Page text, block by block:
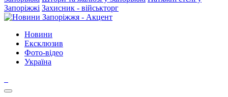
Запоріжжі Захисник - військторг
Новини
Ексклюзив
Фото-відео
Україна